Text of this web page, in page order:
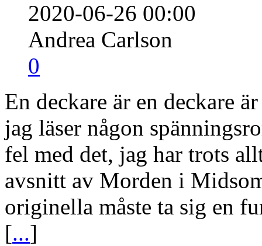
2020-06-26 00:00
Andrea Carlson
0
En deckare är en deckare
jag läser någon
fel med det, jag har trots
avsnitt av Morden i
originella måste ta sig en
[...]